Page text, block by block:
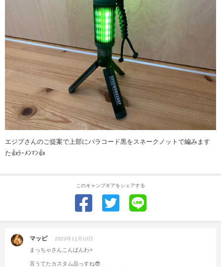
エジプさんのご提案で上部にパラコード黒をスネークノットで編みます
た👍ﾗｰﾒﾝﾏﾝ👍
このキャンプギアをシェアする
マッピ 2023年11月10日
まっちゃさんこんばんわ⭐️
言うてたカスタム品っすね😎